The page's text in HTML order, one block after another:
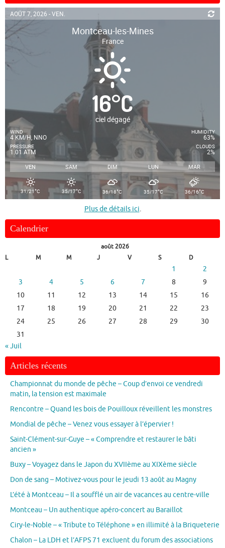
AOÛT 7, 2026 - VEN.
Montceau-les-Mines
France
16°C
ciel dégagé
WIND
4 KM/H, NNO
PRESSURE
1.01 ATM
HUMIDITY
63%
CLOUDS
2%
VEN SAM DIM LUN MAR
31/21°C 35/17°C 36/18°C 35/17°C 36/16°C
Plus de détails ici.
Calendrier
août 2026
L
M M J V S D
1
2
3
4 5 6 7 8
9
10
11 12 13 14 15
16
17
18 19 20 21 22
23
24
25 26 27 28 29
30
31
« Juil
Articles récents
Championnat du monde de pêche – Coup d’envoi ce vendredi
matin, la tension est maximale
Rencontre – Quand les bois de Pouilloux réveillent les monstres
Mondial de pêche – Venez vous essayer à l’épervier !
Saint-Clément-sur-Guye – « Comprendre et restaurer le bâti
ancien »
Buxy – Voyagez dans le Japon du XVIIème au XIXème siècle
Don de sang – Motivez-vous pour le jeudi 13 août au Magny
L’été à Montceau – Il a soufflé un air de vacances au centre-ville
Montceau – Un authentique apéro-concert au Baraillot
Ciry-le-Noble – « Tribute to Téléphone » en illimité à la Briqueterie
Chalon – La LDH et l’AFPS 71 excluent du forum des associations